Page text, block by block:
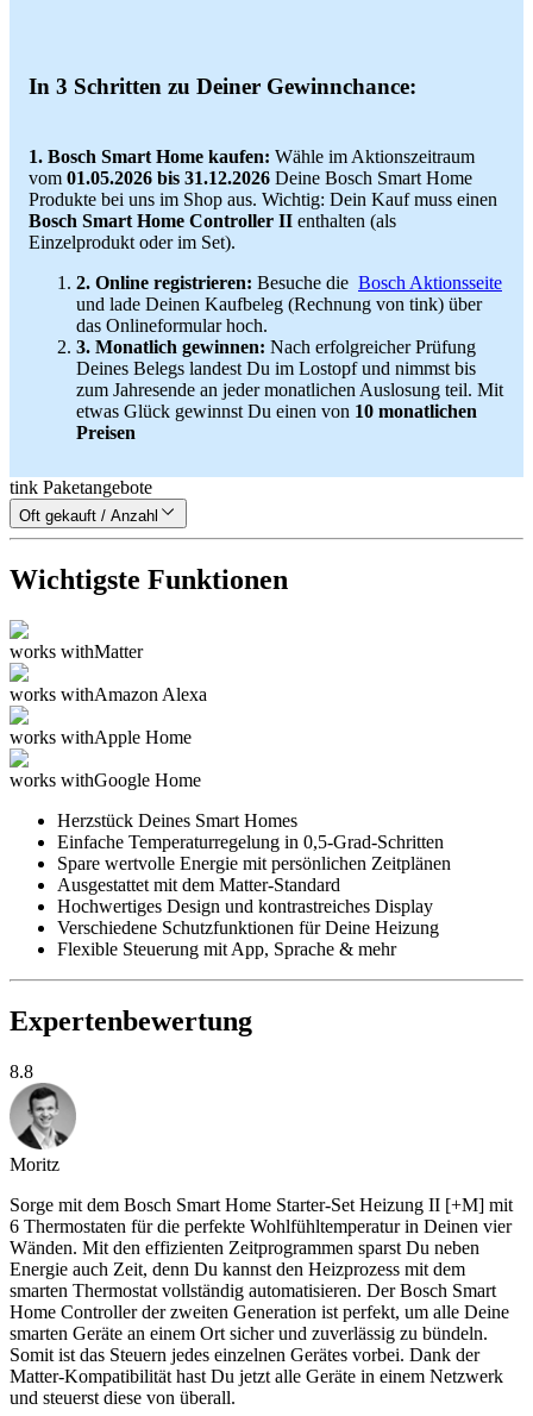
In 3 Schritten zu Deiner Gewinnchance:
1. Bosch Smart Home kaufen: Wähle im Aktionszeitraum
vom 01.05.2026 bis 31.12.2026 Deine Bosch Smart Home
Produkte bei uns im Shop aus. Wichtig: Dein Kauf muss einen
Bosch Smart Home Controller II enthalten (als
Einzelprodukt oder im Set).
2. Online registrieren: Besuche die Bosch Aktionsseite
und lade Deinen Kaufbeleg (Rechnung von tink) über
das Onlineformular hoch.
3. Monatlich gewinnen: Nach erfolgreicher Prüfung
Deines Belegs landest Du im Lostopf und nimmst bis
zum Jahresende an jeder monatlichen Auslosung teil. Mit
etwas Glück gewinnst Du einen von 10 monatlichen
Preisen
tink Paketangebote
Oft gekauft / Anzahl
Wichtigste Funktionen
works withMatter
works withAmazon Alexa
works withApple Home
works withGoogle Home
Herzstück Deines Smart Homes
Einfache Temperaturregelung in 0,5-Grad-Schritten
Spare wertvolle Energie mit persönlichen Zeitplänen
Ausgestattet mit dem Matter-Standard
Hochwertiges Design und kontrastreiches Display
Verschiedene Schutzfunktionen für Deine Heizung
Flexible Steuerung mit App, Sprache & mehr
Expertenbewertung
8.8
Moritz
Sorge mit dem Bosch Smart Home Starter-Set Heizung II [+M] mit
6 Thermostaten für die perfekte Wohlfühltemperatur in Deinen vier
Wänden. Mit den effizienten Zeitprogrammen sparst Du neben
Energie auch Zeit, denn Du kannst den Heizprozess mit dem
smarten Thermostat vollständig automatisieren. Der Bosch Smart
Home Controller der zweiten Generation ist perfekt, um alle Deine
smarten Geräte an einem Ort sicher und zuverlässig zu bündeln.
Somit ist das Steuern jedes einzelnen Gerätes vorbei. Dank der
Matter-Kompatibilität hast Du jetzt alle Geräte in einem Netzwerk
und steuerst diese von überall.